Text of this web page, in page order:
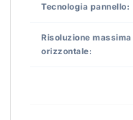
Tecnologia pannello:
Risoluzione massima
orizzontale: